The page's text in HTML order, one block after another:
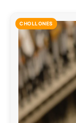
CHOLLONES